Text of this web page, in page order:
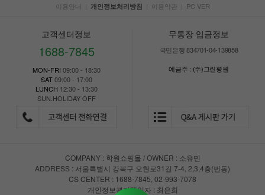
이용안내 | 개인정보처리방침 | 이용약관 | PC VER
고객센터정보
1688-7845
MON-FRI 09:00 - 18:30
SAT09:00 - 17:00
LUNCH 12:30 - 13:30
SUN.HOLIDAY OFF
무통장 입금정보
국민은행 834701-04-139858
예금주 : (주)그린평원
COMPANY : 학원쇼핑몰 / OWNER : 소유민
ADDRESS : 서울특별시 강북구 오현로31길 7-4, 2,3,4층(번동)
CS CENTER : 1688-7845, 02-993-7078
개인정보관리책임자 : 최은희